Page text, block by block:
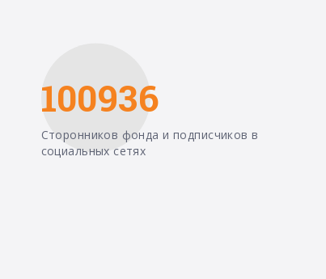
100936
Сторонников фонда и подписчиков в
социальных сетях